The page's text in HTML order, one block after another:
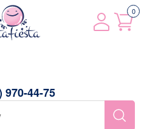
970-44-75
0